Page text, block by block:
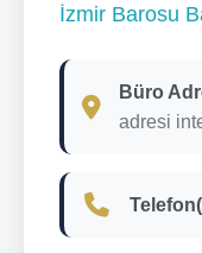
İzmir Barosu
Büro
adresi